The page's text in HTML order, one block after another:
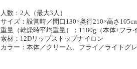
人数：2人（最大3人）
サイズ：設営時／間口130×奥行210×高さ
重量（乾燥時平均重量）：1180g（本体+フラ
素材：12Dリップストップナイロン
カラー：本体／クリーム、フライ／ライトグ